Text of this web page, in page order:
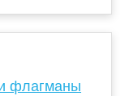
флагманы